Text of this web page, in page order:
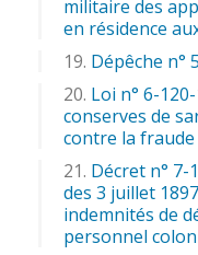
militaire des
en résidence
Dépêche n°
Loi n° 6-
conserves de
contre la
Décret n° 7-
des 3 juillet
indemnités de
personnel